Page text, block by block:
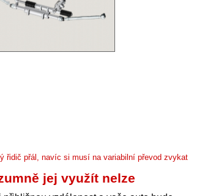
řidič přál, navíc si musí na variabilní převod zvykat
jej využít nelze